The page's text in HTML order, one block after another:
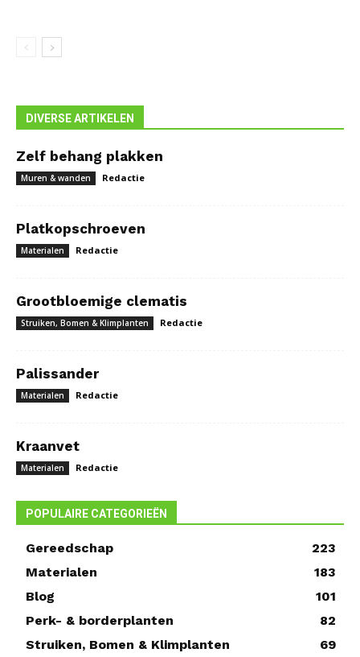
DIVERSE ARTIKELEN
Zelf behang plakken
Muren & wanden Redactie
Platkopschroeven
Materialen Redactie
Grootbloemige clematis
Struiken, Bomen & Klimplanten Redactie
Palissander
Materialen Redactie
Kraanvet
Materialen Redactie
POPULAIRE CATEGORIEËN
Gereedschap
223
Materialen
183
Blog
101
Perk- & borderplanten
82
Struiken, Bomen & Klimplanten
69